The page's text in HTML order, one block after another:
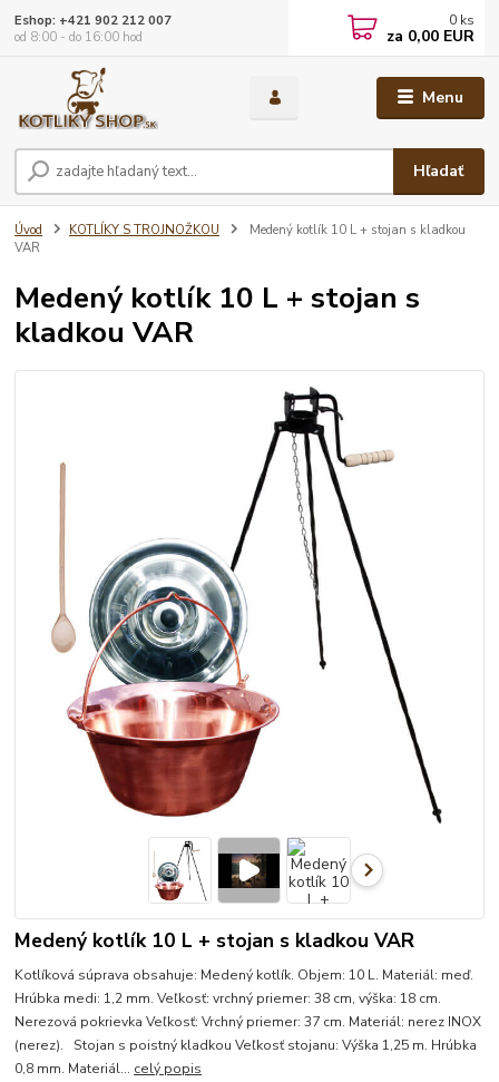
Menu
Hľadať
Eshop: +421 902 212 007
od 8:00 - do 16:00 hod
0 ks
za 0,00 EUR
Úvod KOTLÍKY S TROJNOŽKOU
Medený kotlík 10 L + stojan s kladkou
VAR
Medený kotlík 10 L + stojan s
kladkou VAR
Medený kotlík 10 L + stojan s kladkou VAR
Kotlíková súprava obsahuje: Medený kotlík. Objem: 10 L. Materiál: meď.
Hrúbka medi: 1,2 mm. Veľkosť: vrchný priemer: 38 cm, výška: 18 cm.
Nerezová pokrievka Veľkosť: Vrchný priemer: 37 cm. Materiál: nerez INOX
(nerez). Stojan s poistný kladkou Veľkosť stojanu: Výška 1,25 m. Hrúbka
0,8 mm. Materiál... celý popis